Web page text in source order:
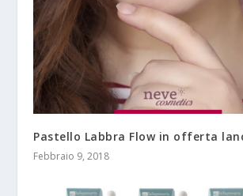
Pastello Labbra Flow in offerta
Febbraio 9, 2018